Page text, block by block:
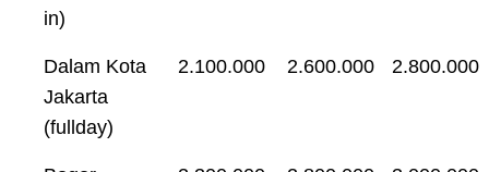
in)
Dalam Kota
Jakarta
(fullday)
2.100.000 2.600.000 2.800.000